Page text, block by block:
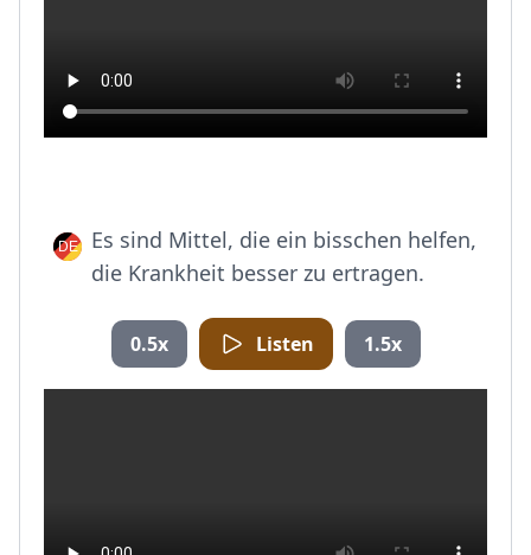
Es sind Mittel, die ein bisschen helfen,
die Krankheit besser zu ertragen.
0.5x Listen 1.5x